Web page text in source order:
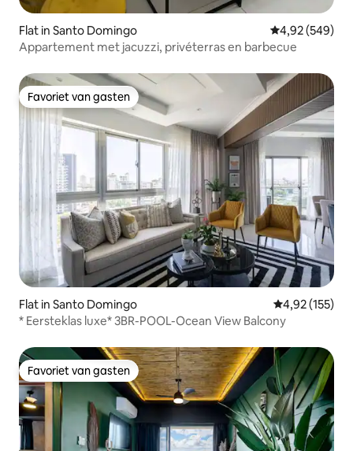
Flat in Santo Domingo Gemiddelde
4,92 (549)
Appartement met jacuzzi, privéterras en barbecue
Favoriet van gasten
Favoriet van gasten
Flat in Santo Domingo Gemiddelde
4,92 (155)
* Eersteklas luxe* 3BR-POOL-Ocean View Balcony
Favoriet van gasten
Favoriet van gasten